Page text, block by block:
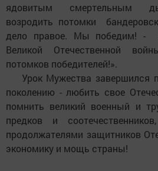
ядовитым смертельным
возродить потомки
дело правое. Мы победим! -
Великой Отечественной
потомков победителей!».
Урок Мужества завершился
поколению - любить свое
помнить великий военный и
предков и
продолжателями защитников
экономику и мощь страны!